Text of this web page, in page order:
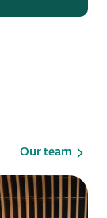
Our team